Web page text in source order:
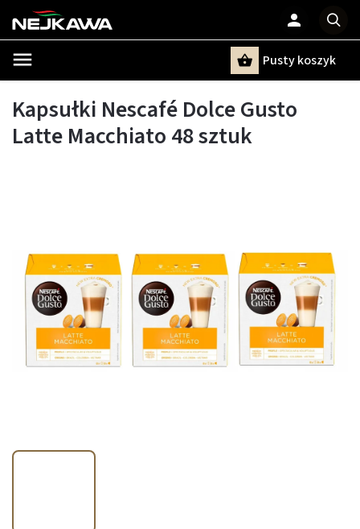
Pusty koszyk
Kapsułki Nescafé Dolce Gusto
Latte Macchiato 48 sztuk